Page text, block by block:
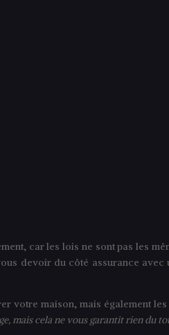
car les lois ne sont pas les
devoir du côté assurance avec
votre maison, mais également
mais cela ne vous garantit rien du